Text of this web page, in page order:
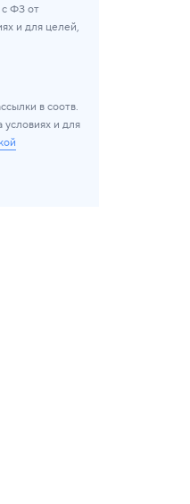
с ФЗ от
и для целей,
в соотв.
и для